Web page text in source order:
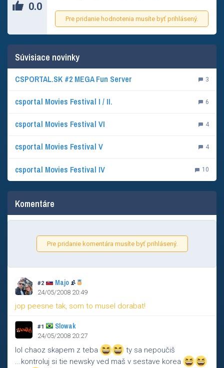
0.0
Pre pridanie hodnotenia musíte byť prihlásený.
Súvisiace novinky
CSPORTAL.SK #2 MEGA Fun Server 3
csportal Movies Festival I / II. 6
csportal Movies Festival VI 4
csportal Movies Festival V 4
csportal Movies Festival IV 10
Komentáre
Pre pridanie komentára musíte byť prihlásený.
#2 Majo
24/05/2008 20:49
jop peesne tak, som to musel dorabat!
#1 Slowak
24/05/2008 20:27
lol chaoz skapem z teba
ty sa nepoučiš
...kontroluj si tie newsky ved maš v sestave korea